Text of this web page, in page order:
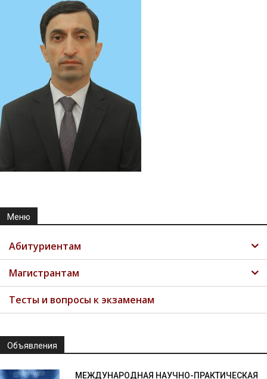
Меню
Абитуриентам
Магистрантам
Тесты и вопросы к экзаменам
Объявления
МЕЖДУНАРОДНАЯ НАУЧНО-ПРАКТИЧЕСКАЯ